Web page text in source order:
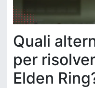
Quali
per
Elden